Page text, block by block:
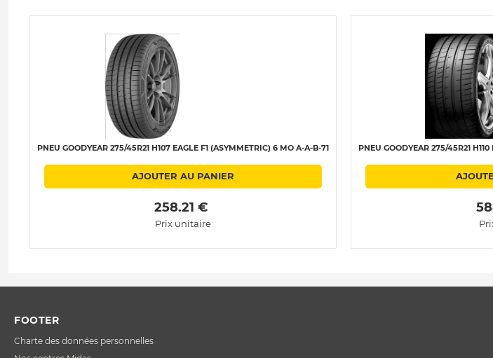
PNEU GOODYEAR 275/45R21 H107 EAGLE F1 (ASYMMETRIC) 6 MO A-A-B-71
AJOUTER AU PANIER
258.21 €
Prix unitaire
PNEU GOODYEAR 275/45R21
FOOTER
Charte des données personnelles